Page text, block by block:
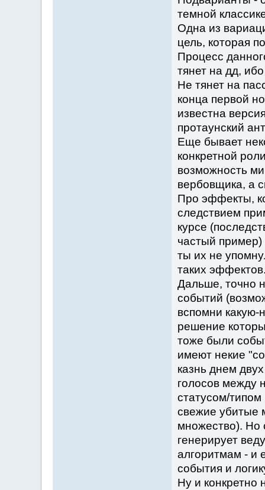
темной
Одна из
цель, которая
Процесс
тянет на дд,
Не тянет на
конца первой
известна
протаунский
Еще бывает
конкретной
возможность
вербовщика, а
Про эффекты,
следствием
курсе
частый пример)
ты их не
таких
Дальше, точно
событий
вспомни какую-
решение
тоже были
имеют некие
казнь днем
голосов между
статусом/
свежие убитые
множество). Но
генерирует
алгоритмам - и
события и
Ну и